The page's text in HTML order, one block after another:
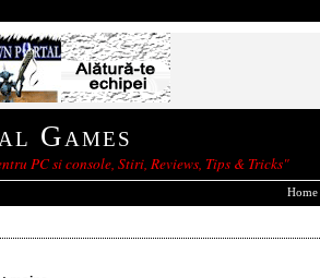
Games
PC si console, Stiri, Reviews, Tips & Tricks"
Home